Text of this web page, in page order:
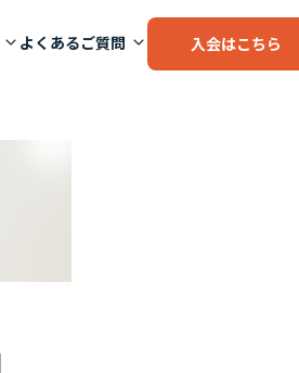
よくあるご質問 入会はこちら